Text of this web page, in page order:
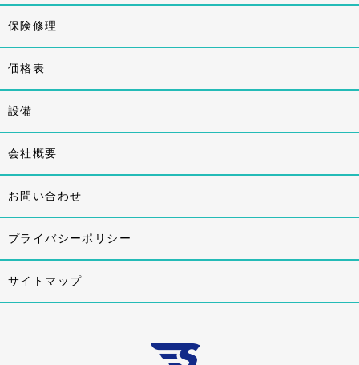
保険修理
価格表
設備
会社概要
お問い合わせ
プライバシーポリシー
サイトマップ